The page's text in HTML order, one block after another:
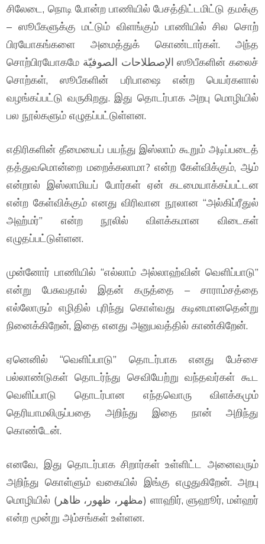
சிலேடை, நொடி போன்ற பாணியில் பேசத்திட்டமிட்டு தமக்கு
– ஸூபீகளுக்கு மட்டும் விளங்கும் பாணியில் சில சொற்
பிரயோகங்களை அமைத்துக் கொண்டார்கள். அந்த
சொற்பிரயோகமே الإصطلاحات الصوفيّة ஸூபீகளின் கலைச்
சொற்கள், ஸூபீகளின் பரிபாஷை என்ற பெயர்களால்
வழங்கப்பட்டு வருகிறது. இது தொடர்பாக அறபு மொழியில்
பல நூல்களும் எழுதப்பட்டுள்ளன.
எதிரிகளின் தீமையைப் பயந்து இஸ்லாம் கூறும் அடிப்படைத்
தத்துவமொன்றை மறைக்கலாமா? என்ற கேள்விக்கும், ஆம்
என்றால் இஸ்லாமியப் போர்கள் ஏன் கடமையாக்கப்பட்டன
என்ற கேள்விக்கும் எனது விரிவான நூலான “அல்கிப்ரீதுல்
அஹ்மர்” என்ற நூலில் விளக்கமான விடைகள்
எழுதப்பட்டுள்ளன.
முன்னோர் பாணியில் “எல்லாம் அல்லாஹ்வின் வெளிப்பாடு”
என்று பேசுவதால் இதன் கருத்தை – சாராம்சத்தை
எல்லோரும் எழிதில் புரிந்து கொள்வது கடினமானதென்று
நினைக்கிறேன், இதை எனது அனுபவத்தில் காண்கிறேன்.
ஏனெனில் “வெளிப்பாடு” தொடர்பாக எனது பேச்சை
பல்லாண்டுகள் தொடர்ந்து செவியேற்று வந்தவர்கள் கூட
வெளிப்பாடு தொடர்பான எந்தவொரு விளக்கமும்
தெரியாமலிருப்பதை அறிந்து இதை நான் அறிந்து
கொண்டேன்.
எனவே, இது தொடர்பாக சிறார்கள் உள்ளிட்ட அனைவரும்
அறிந்து கொள்ளும் வகையில் இங்கு எழுதுகிறேன். அறபு
மொழியில் (مظهر، ظهور، ظاهر) ளாஹிர், ளுஹூர், மள்ஹர்
என்ற மூன்று அம்சங்கள் உள்ளன.